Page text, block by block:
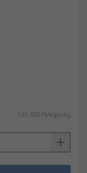
131 200 Ft/egység